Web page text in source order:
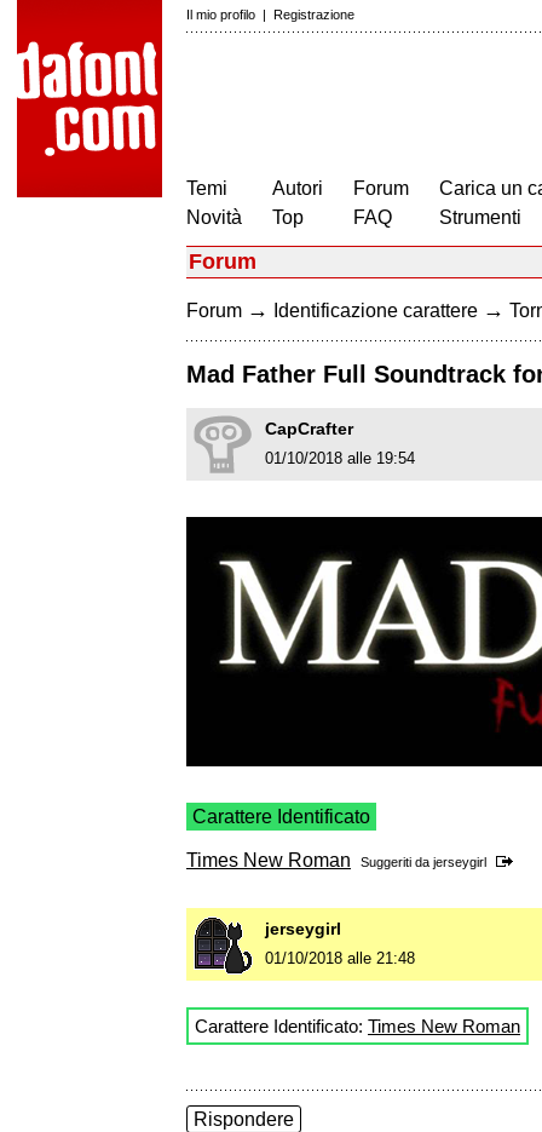
Il mio profilo | Registrazione
Temi
Novità
Autori
Top
Forum
FAQ
Carica un
Strumenti
Forum
Forum → Identificazione carattere →
Mad Father Full Soundtrack
CapCrafter
01/10/2018 alle 19:54
Carattere Identificato
Times New Roman Suggeriti da jerseygirl
jerseygirl
01/10/2018 alle 21:48
Carattere Identificato: Times New Roman
Rispondere